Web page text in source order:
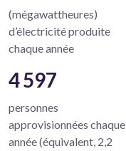
(mégawattheures)
d’électricité produite
chaque année
4 597
personnes
approvisionnées chaque
année (équivalent, 2,2